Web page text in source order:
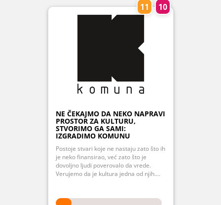
11 10
NE ČEKAJMO DA NEKO NAPRAVI
PROSTOR ZA KULTURU,
STVORIMO GA SAMI:
IZGRADIMO KOMUNU
Postoje stvari koje ne nastaju zato što ih
je neko finansirao, već zato što je
dovoljno ljudi poverovalo da vrede.
Verujemo da je kultura jedna od njih....